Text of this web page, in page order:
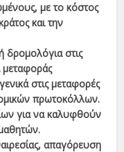
με το κόστος
και την
δρομολόγια στις
μεταφοράς
στις μεταφορές
πρωτοκόλλων.
για να καλυφθούν
απαγόρευση